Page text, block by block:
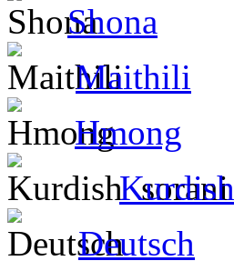
Shona
Maithili
Hmong
Kurdish
Deutsch